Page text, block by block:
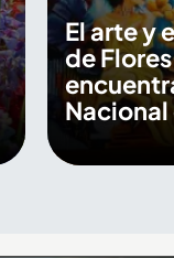
El arte y
de